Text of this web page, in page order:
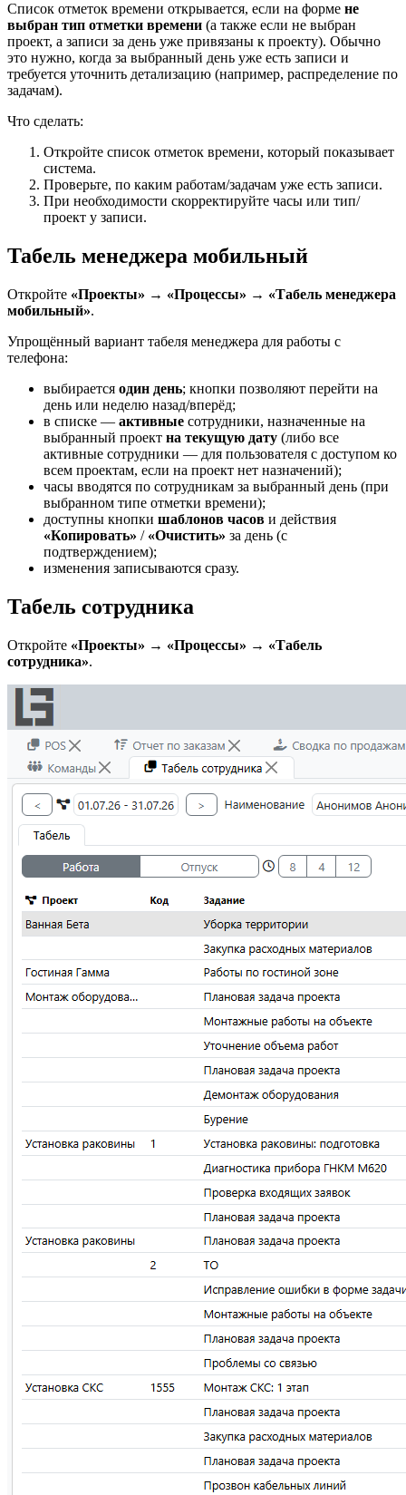
Список отметок времени открывается, если на форме не
выбран тип отметки времени (а также если не выбран
проект, а записи за день уже привязаны к проекту). Обычно
это нужно, когда за выбранный день уже есть записи и
требуется уточнить детализацию (например, распределение по
задачам).
Что сделать:
Откройте список отметок времени, который показывает
система.
Проверьте, по каким работам/задачам уже есть записи.
При необходимости скорректируйте часы или тип/
проект у записи.
Табель менеджера мобильный
Откройте «Проекты» → «Процессы» → «Табель менеджера
мобильный».
Упрощённый вариант табеля менеджера для работы с
телефона:
выбирается один день; кнопки позволяют перейти на
день или неделю назад/вперёд;
в списке — активные сотрудники, назначенные на
выбранный проект на текущую дату (либо все
активные сотрудники — для пользователя с доступом ко
всем проектам, если на проект нет назначений);
часы вводятся по сотрудникам за выбранный день (при
выбранном типе отметки времени);
доступны кнопки шаблонов часов и действия
«Копировать» / «Очистить» за день (с
подтверждением);
изменения записываются сразу.
Табель сотрудника
Откройте «Проекты» → «Процессы» → «Табель
сотрудника».